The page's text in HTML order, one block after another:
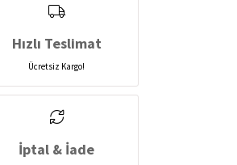
Hızlı Teslimat
Ücretsiz Kargo!
İptal & İade